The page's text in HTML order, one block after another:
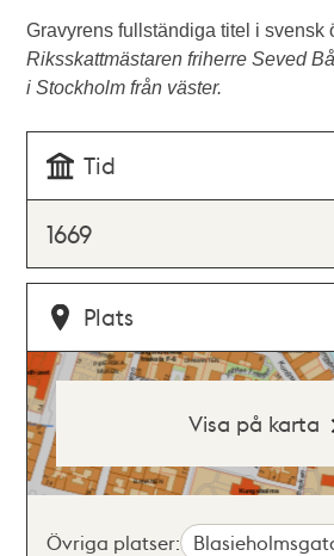
Gravyrens fullständiga titel i svensk
Riksskattmästaren friherre Seved
i Stockholm från väster.
Tid
1669
Plats
Visa på karta
Övriga platser: